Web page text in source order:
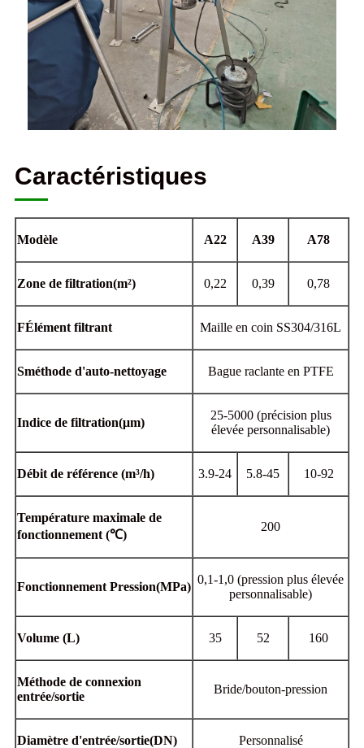
Caractéristiques
Modèle A22 A39 A78
Zone de filtration(m²) 0,22 0,39 0,78
FÉlément filtrant Maille en coin SS304/316L
Sméthode d'auto-nettoyage Bague raclante en PTFE
Indice de filtration(μm)
25-5000 (précision plus
élevée personnalisable)
Débit de référence (m³/h) 3.9-24 5.8-45 10-92
Température maximale de
fonctionnement (℃)
200
Fonctionnement Pression(MPa)
0,1-1,0 (pression plus élevée
personnalisable)
Volume (L) 35 52 160
Méthode de connexion
entrée/sortie
Bride/bouton-pression
Diamètre d'entrée/sortie(DN) Personnalisé